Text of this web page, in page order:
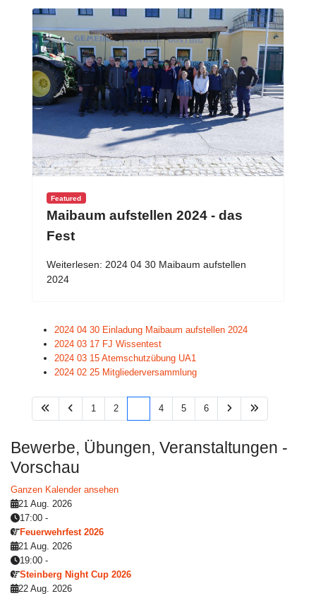
Featured
Maibaum aufstellen 2024 - das
Fest
Weiterlesen: 2024 04 30 Maibaum aufstellen
2024
2024 04 30 Einladung Maibaum aufstellen 2024
2024 03 17 FJ Wissentest
2024 03 15 Atemschutzübung UA1
2024 02 25 Mitgliederversammlung
1 2 4 5 6
Bewerbe, Übungen, Veranstaltungen -
Vorschau
Ganzen Kalender ansehen
21 Aug. 2026
17:00 -
Feuerwehrfest 2026
21 Aug. 2026
19:00 -
Steinberg Night Cup 2026
22 Aug. 2026